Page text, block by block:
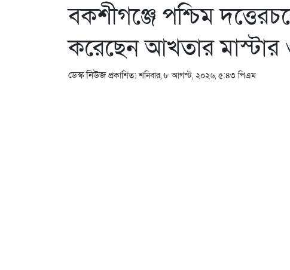
বকশীগঞ্জে পশ্চিম
করেছেন আখতার
ডেস্ক নিউজপ্রকাশিত: শনিবার, ৮ আগস্ট, ২০২৬, ৫:৪৩ পিএম